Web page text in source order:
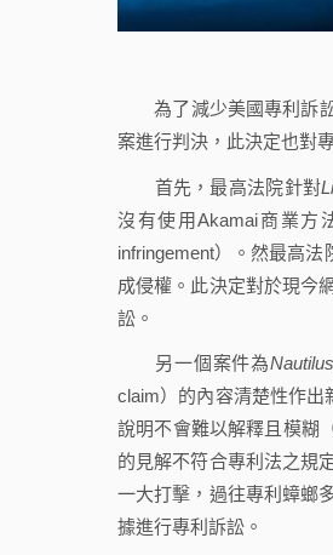
為了減少美國專利訴訟
案進行判決，此決定也對
首先，最高法院針對
沒有使用Akamai商業方
infringement）。然最高
成侵權。此決定對於現今
訟。
另一個案件為
claim）的內容清楚性作出
說明不會難以解釋且模糊
的見解不符合專利法之規
一大打擊，過往專利蟑螂
據進行專利訴訟。